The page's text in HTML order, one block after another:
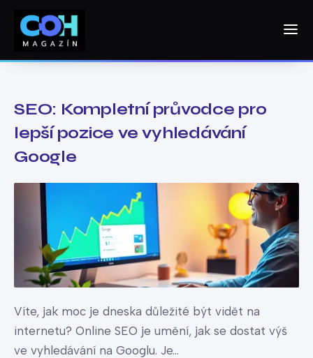
SEO: Kompletní průvodce pro
lepší pozice ve vyhledávání
Google
Víte, jak moc je dneska důležité být vidět na
internetu? Online SEO je umění, jak se dostat výš
ve vyhledávání na Googlu. Je...